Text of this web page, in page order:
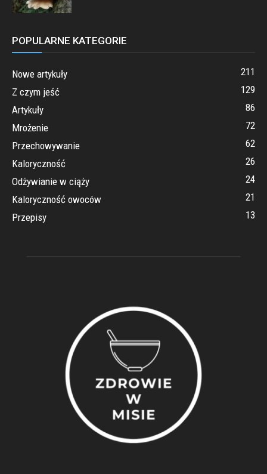
POPULARNE KATEGORIE
Nowe artykuły
211
Z czym jeść
129
Artykuły
86
Mrożenie
72
Przechowywanie
62
Kaloryczność
26
Odżywianie w ciąży
24
Kaloryczność owoców
21
Przepisy
13